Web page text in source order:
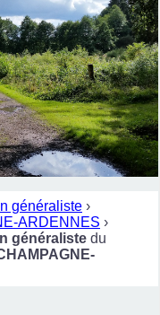
généraliste ›
ARDENNES ›
généraliste du